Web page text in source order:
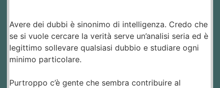
Avere dei dubbi è sinonimo di intelligenza. Credo che
se si vuole cercare la verità serve un’analisi seria ed è
legittimo sollevare qualsiasi dubbio e studiare ogni
minimo particolare.
Purtroppo c’è gente che sembra contribuire al